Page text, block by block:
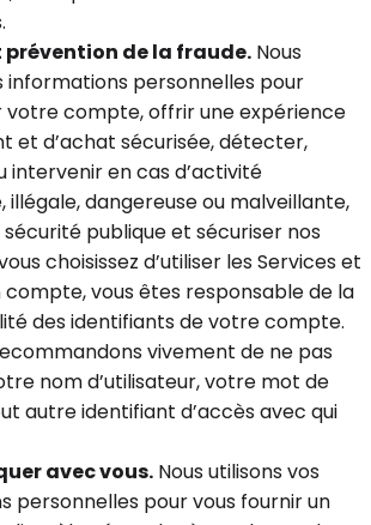
prévention de la fraude. Nous
informations personnelles pour
compte, offrir une expérience
et d’achat sécurisée, détecter,
intervenir en cas d’activité
illégale, dangereuse ou malveillante,
publique et sécuriser nos
choisissez d’utiliser les Services et
vous êtes responsable de la
des identifiants de votre compte.
vivement de ne pas
nom d’utilisateur, votre mot de
autre identifiant d’accès avec qui
avec vous. Nous utilisons vos
personnelles pour vous fournir un